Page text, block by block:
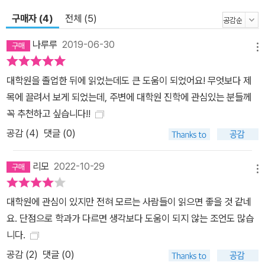
니다. -Anonymous 이 글을 읽고 제 석사과정이 왜 답답했는지 명
쾌하게 이해되었습니다. -Doy 요즘 항상 하는 고민이 ‘내가 유학을,
그리고 박사과정을 시작해서 매일 이렇게 괴롭고 불안한가?’였습니
다. 사실 오늘은 그 고민이 극에 달했지요. 그런데 이렇게 먼저 비슷한
길을 간 분의 글에서 위로를 받네요. 고민이 생길 때마다 읽어봐야겠
습니다. -Angela 독일에서 석사 졸업 준비 중인 학생입니다. 글 하나
민하던 문제들이 어쩌면 이리 똑같이 나오는지 신기해하며, 또 위로
이 글을 먼저 읽고 석사를 결정했다면 참 좋지 않았을까 하는 생각이
드네요. 요즘 제가 진짜 열정이 있어서 연구하려는 건지 고민 중이거
든요. 대학원 들어오기 전에 고민했어야 했는데……. -블리 해외에서
대학원 생활을 하다 보니 저도 모르게 이것저것 스트레스를 많이 받
고 있습니다. 그 와중에 이 글 보고 울컥하네요. 대학원 시작 전에 이
글을 봤을 때는 그저 좋은 글이다 하고 말았는데…… 감사합니다. 그
구매자 (4) 전체 (5)
나루루 2019-06-30
대학원을 졸업한 뒤에 읽었는데도 큰 도움이 되었어요! 무엇보다 제
목에 끌려서 보게 되었는데, 주변에 대학원 진학에 관심있는 분들께
꼭 추천하고 싶습니다!!
공감 (4) 댓글 (0)
리모 2022-10-29
대학원에 관심이 있지만 전혀 모르는 사람들이 읽으면 좋을 것 같네
요. 단점으로 학과가 다르면 생각보다 도움이 되지 않는 조언도 많습
니다.
공감 (2) 댓글 (0)